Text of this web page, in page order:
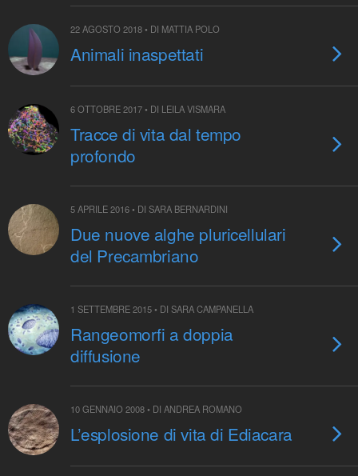
22 AGOSTO 2018 • DI MATTIA POLO
Animali inaspettati
6 OTTOBRE 2017 • DI LEILA VISMARA
Tracce di vita dal tempo
profondo
5 APRILE 2016 • DI SARA BERNARDINI
Due nuove alghe pluricellulari
del Precambriano
1 SETTEMBRE 2015 • DI SARA CAMPANELLA
Rangeomorfi a doppia
diffusione
10 GENNAIO 2008 • DI ANDREA ROMANO
L’esplosione di vita di Ediacara